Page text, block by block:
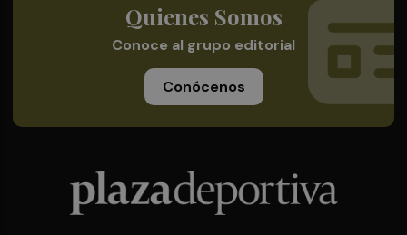
Quienes Somos
Conoce al grupo editorial
Conócenos